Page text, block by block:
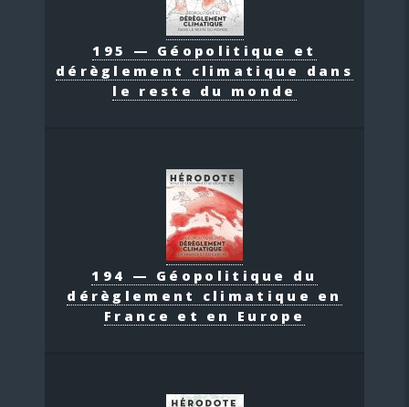
195 — Géopolitique et
dérèglement climatique dans
le reste du monde
194 — Géopolitique du
dérèglement climatique en
France et en Europe